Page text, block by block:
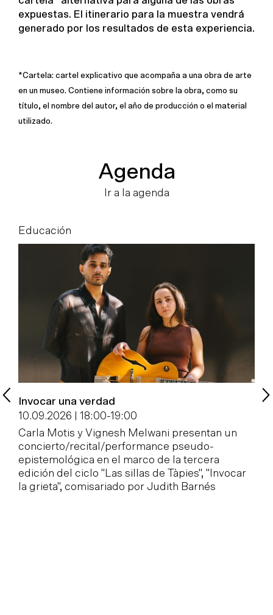
expuestas. El itinerario para la muestra vendrá
generado por los resultados de esta experiencia.
*Cartela: cartel explicativo que acompaña a una obra de arte
en un museo. Contiene información sobre la obra, como su
título, el nombre del autor, el año de producción o el material
utilizado.
Agenda
Ir a la agenda
Educación
Invocar una verdad
10.09.2026 | 18:00-19:00
Carla Motis y Vignesh Melwani presentan un
concierto/recital/performance pseudo-
epistemológica en el marco de la tercera
edición del ciclo "Las sillas de Tàpies", "Invocar
la grieta", comisariado por Judith Barnés